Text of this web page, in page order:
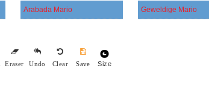
Arabada Mario Geweldige Mario
Eraser Undo Clear Save Size